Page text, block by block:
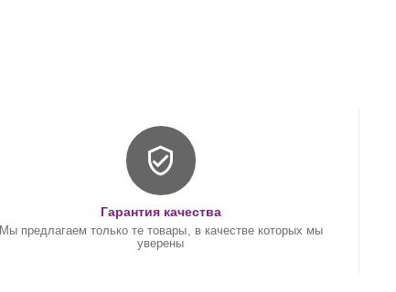
Гарантия качества
Мы предлагаем только те товары, в качестве которых мы
уверены